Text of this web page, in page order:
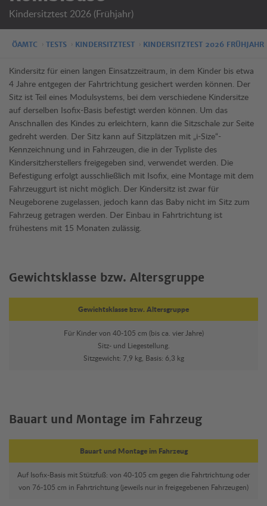
Kindersitztest 2026 (Frühjahr)
ÖAMTC TESTS KINDERSITZTEST KINDERSITZTEST 2026 FRÜHJAHR
Kindersitz für einen langen Einsatzzeitraum, in dem Kinder bis etwa
4 Jahre entgegen der Fahrtrichtung gesichert werden können. Der
Sitz ist Teil eines Modulsystems, bei dem verschiedene Kindersitze
auf derselben Isofix-Basis befestigt werden können. Um das
Anschnallen des Kindes zu erleichtern, kann die Sitzschale zur Seite
gedreht werden. Der Sitz kann auf Sitzplätzen mit „i-Size“-
Kennzeichnung und in Fahrzeugen, die in der Typliste des
Kindersitzherstellers freigegeben sind, verwendet werden. Die
Befestigung erfolgt ausschließlich mit Isofix, eine Montage mit dem
Fahrzeuggurt ist nicht möglich. Der Kindersitz ist zwar für
Neugeborene zugelassen, jedoch kann das Baby nicht im Sitz zum
Fahrzeug getragen werden. Der Einbau in Fahrtrichtung ist
frühestens mit 15 Monaten zulässig.
Gewichtsklasse bzw. Altersgruppe
Gewichtsklasse bzw. Altersgruppe
Für Kinder von 40-105 cm (bis ca. vier Jahre)
Sitz- und Liegestellung.
Sitzgewicht: 7,9 kg, Basis: 6,3 kg
Bauart und Montage im Fahrzeug
Bauart und Montage im Fahrzeug
Auf Isofix-Basis mit Stützfuß: von 40-105 cm gegen die Fahrtrichtung oder
von 76-105 cm in Fahrtrichtung (jeweils nur in freigegebenen Fahrzeugen)